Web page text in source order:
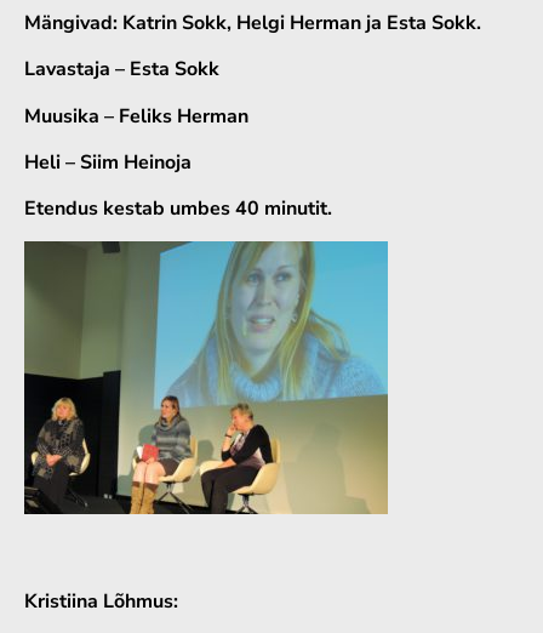
Mängivad: Katrin Sokk, Helgi Herman ja Esta Sokk.
Lavastaja – Esta Sokk
Muusika – Feliks Herman
Heli – Siim Heinoja
Etendus kestab umbes 40 minutit.
Kristiina Lõhmus: